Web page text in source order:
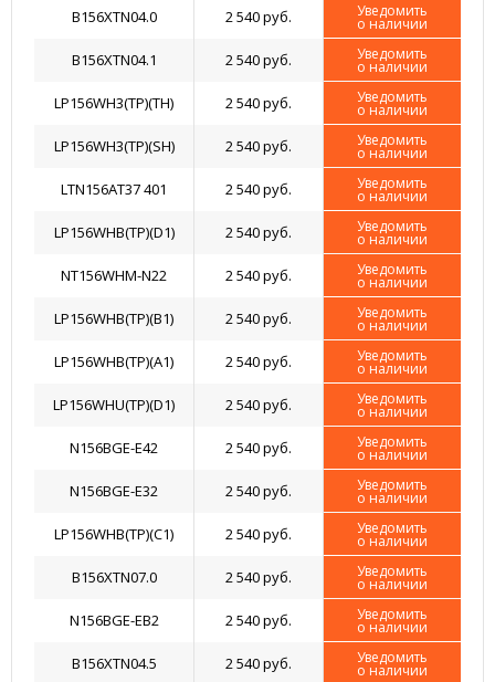
B156XTN04.0 2 540 руб. Уведомить
о наличии
B156XTN04.1 2 540 руб. Уведомить
о наличии
LP156WH3(TP)(TH) 2 540 руб. Уведомить
о наличии
LP156WH3(TP)(SH) 2 540 руб. Уведомить
о наличии
LTN156AT37 401 2 540 руб. Уведомить
о наличии
LP156WHB(TP)(D1) 2 540 руб. Уведомить
о наличии
NT156WHM-N22 2 540 руб. Уведомить
о наличии
LP156WHB(TP)(B1) 2 540 руб. Уведомить
о наличии
LP156WHB(TP)(A1) 2 540 руб. Уведомить
о наличии
LP156WHU(TP)(D1) 2 540 руб. Уведомить
о наличии
N156BGE-E42 2 540 руб. Уведомить
о наличии
N156BGE-E32 2 540 руб. Уведомить
о наличии
LP156WHB(TP)(C1) 2 540 руб. Уведомить
о наличии
B156XTN07.0 2 540 руб. Уведомить
о наличии
N156BGE-EB2 2 540 руб. Уведомить
о наличии
B156XTN04.5 2 540 руб. Уведомить
о наличии